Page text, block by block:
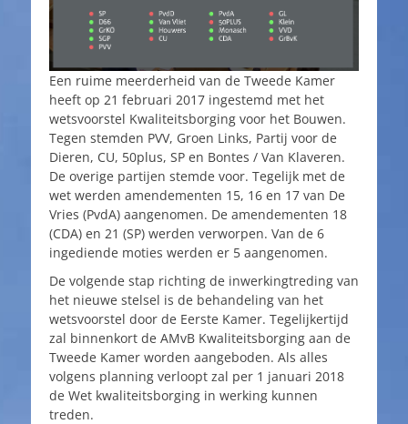
Een ruime meerderheid van de Tweede Kamer
heeft op 21 februari 2017 ingestemd met het
wetsvoorstel Kwaliteitsborging voor het Bouwen.
Tegen stemden PVV, Groen Links, Partij voor de
Dieren, CU, 50plus, SP en Bontes / Van Klaveren.
De overige partijen stemde voor. Tegelijk met de
wet werden amendementen 15, 16 en 17 van De
Vries (PvdA) aangenomen. De amendementen 18
(CDA) en 21 (SP) werden verworpen. Van de 6
ingediende moties werden er 5 aangenomen.
De volgende stap richting de inwerkingtreding van
het nieuwe stelsel is de behandeling van het
wetsvoorstel door de Eerste Kamer. Tegelijkertijd
zal binnenkort de AMvB Kwaliteitsborging aan de
Tweede Kamer worden aangeboden. Als alles
volgens planning verloopt zal per 1 januari 2018
de Wet kwaliteitsborging in werking kunnen
treden.